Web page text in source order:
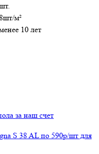
м²
10 лет
за наш счет
S 38 AL по 590р/шт для